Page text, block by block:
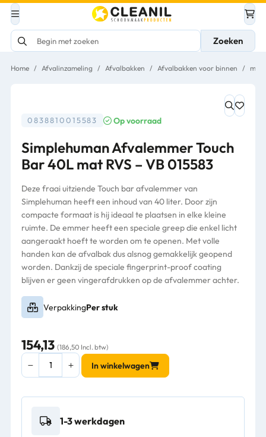
Zoeken
Home / Afvalinzameling / Afvalbakken / Afvalbakken voor binnen / met
0838810015583 Op voorraad
Simplehuman Afvalemmer Touch
Bar 40L mat RVS – VB 015583
Deze fraai uitziende Touch bar afvalemmer van
Simplehuman heeft een inhoud van 40 liter. Door zijn
compacte formaat is hij ideaal te plaatsen in elke kleine
ruimte. De emmer heeft een speciale greep die enkel licht
aangeraakt hoeft te worden om te openen. Met volle
handen kan de afvalbak dus alsnog gemakkelijk geopend
worden. Dankzij de speciale fingerprint-proof coating
blijven er geen vingerafdrukken op de afvalemmer achter.
VerpakkingPer stuk
154,13 (186,50 Incl. btw)
Simplehuman
Afvalemmer
Bar
In winkelwagen
1-3 werkdagen